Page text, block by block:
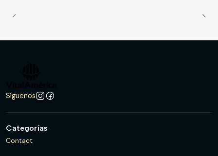
Síguenos
Categorías
Contact